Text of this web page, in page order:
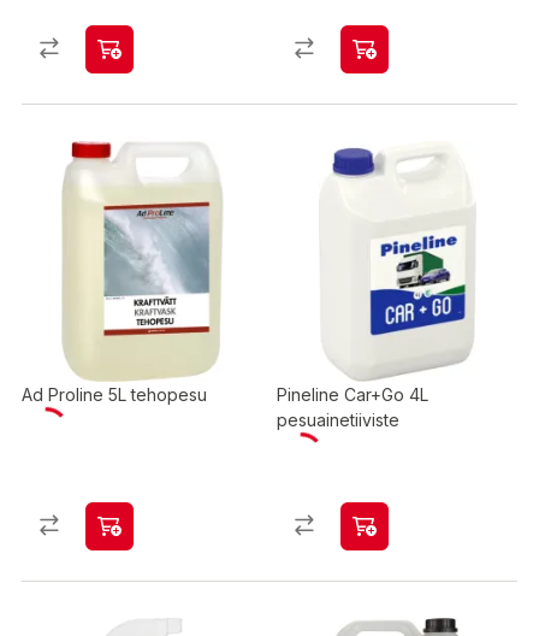
Ad Proline 5L tehopesu
Pineline Car+Go 4L
pesuainetiiviste